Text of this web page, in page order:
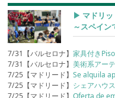
▶︎ マドリッ
～スペイン
7/31【バルセロナ】家具付き
7/31【バルセロナ】美術系アー
7/25【マドリード】Se alquila
7/25【マドリード】 シェアハウ
7/25【マドリード】Oferta de